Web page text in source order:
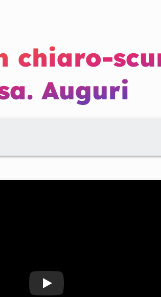
chiaro-
Auguri
Guarda il video Festività